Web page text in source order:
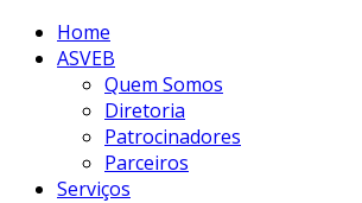
Home
ASVEB
Quem Somos
Diretoria
Patrocinadores
Parceiros
Serviços